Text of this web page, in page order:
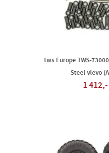
tws Europe TWS-
Steel vlevo
1 412,-